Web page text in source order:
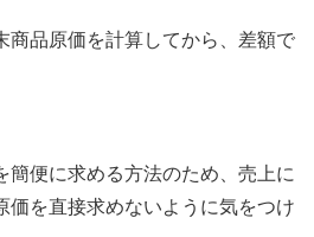
商品原価を計算してから、差額で
簡便に求める方法のため、売上に
価を直接求めないように気をつけ